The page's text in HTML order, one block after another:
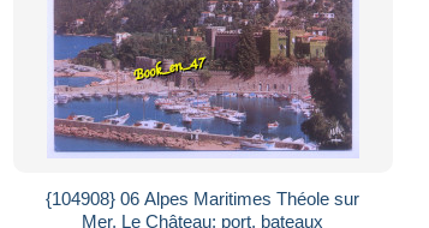
{104908} 06 Alpes Maritimes Théole sur
Mer, Le Château; port, bateaux